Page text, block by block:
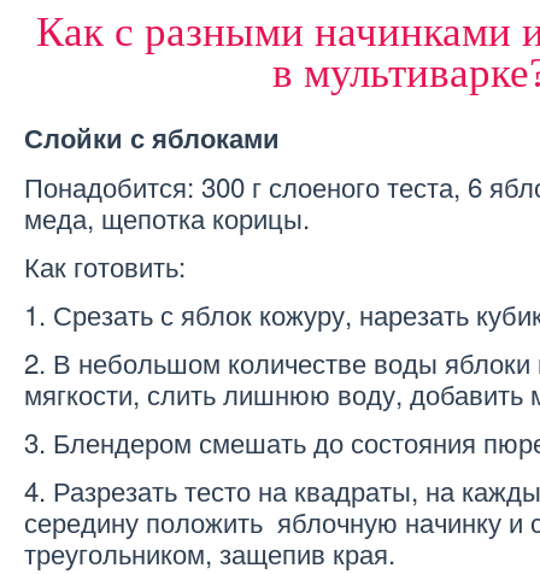
Как с разными начинками
в
Слойки с яблоками
Понадобится: 300 г слоеного теста, 6
меда, щепотка корицы.
Как готовить:
1. Срезать с яблок кожуру, нарезать
2. В небольшом количестве воды яблоки
мягкости, слить лишнюю воду, добавить
3. Блендером смешать до состояния
4. Разрезать тесто на квадраты, на
середину положить яблочную начинку и
треугольником, защепив края.